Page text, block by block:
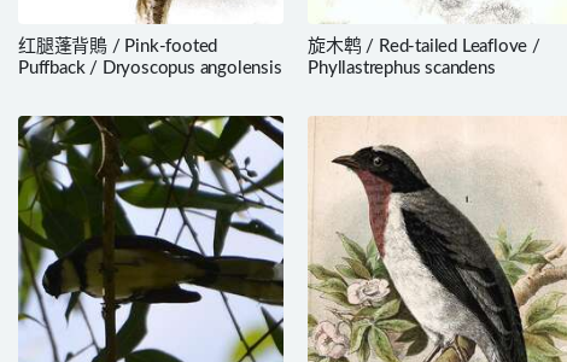
红腿蓬背鵙 / Pink-footed
Puffback / Dryoscopus angolensis
旋木鹎 / Red-tailed Leaflove /
Phyllastrephus scandens